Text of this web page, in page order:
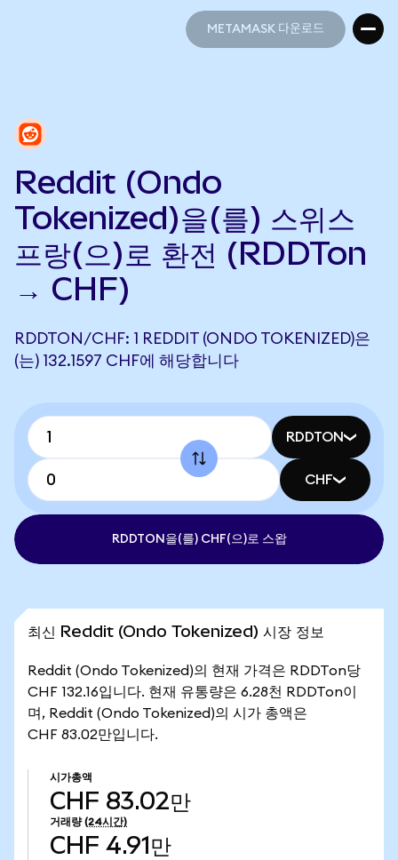
METAMASK 다운로드
Reddit (Ondo
Tokenized)을(를) 스위스
프랑(으)로 환전 (RDDTon
→ CHF)
RDDTON/CHF: 1 REDDIT (ONDO TOKENIZED)은
(는) 132.1597 CHF에 해당합니다
RDDTON
CHF
RDDTON을(를) CHF(으)로 스왑
최신 Reddit (Ondo Tokenized) 시장 정보
Reddit (Ondo Tokenized)의 현재 가격은 RDDTon당
CHF 132.16입니다. 현재 유통량은 6.28천 RDDTon이
며, Reddit (Ondo Tokenized)의 시가 총액은
CHF 83.02만입니다.
시가총액
CHF 83.02만
거래량 (24시간)
CHF 4.91만